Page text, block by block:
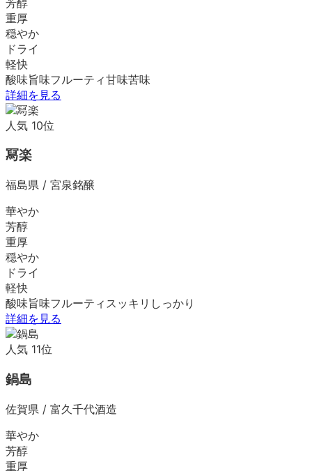
重厚
穏やか
ドライ
軽快
酸味旨味フルーティ甘味苦味
詳細を見る
人気 10位
冩楽
福島県 / 宮泉銘醸
華やか
芳醇
重厚
穏やか
ドライ
軽快
酸味旨味フルーティ スッキリ しっかり
詳細を見る
人気 11位
鍋島
佐賀県 / 富久千代酒造
華やか
芳醇
重厚